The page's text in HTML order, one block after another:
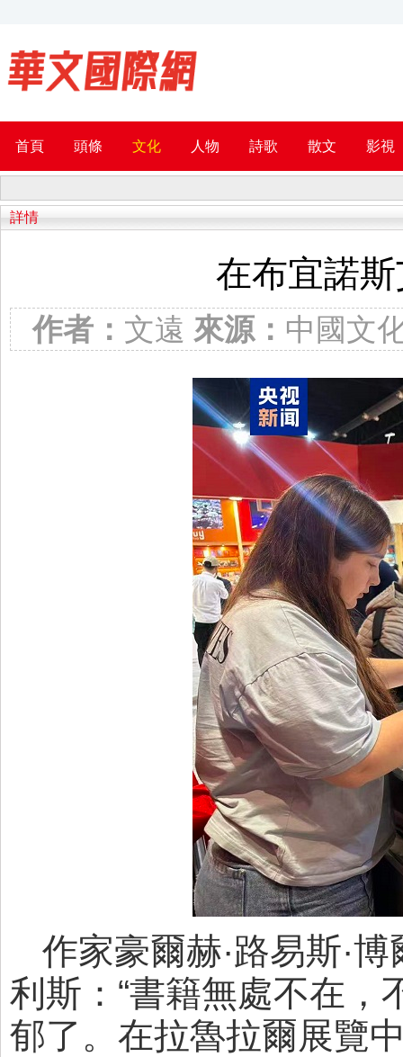
首頁 頭條 文化 人物 詩歌 散文 影視
詳情
在布宜諾
作者： 文遠 來源： 中國
作家豪爾赫·路易斯·
利斯：“書籍無處不在，
郁了。在拉魯拉爾展覽